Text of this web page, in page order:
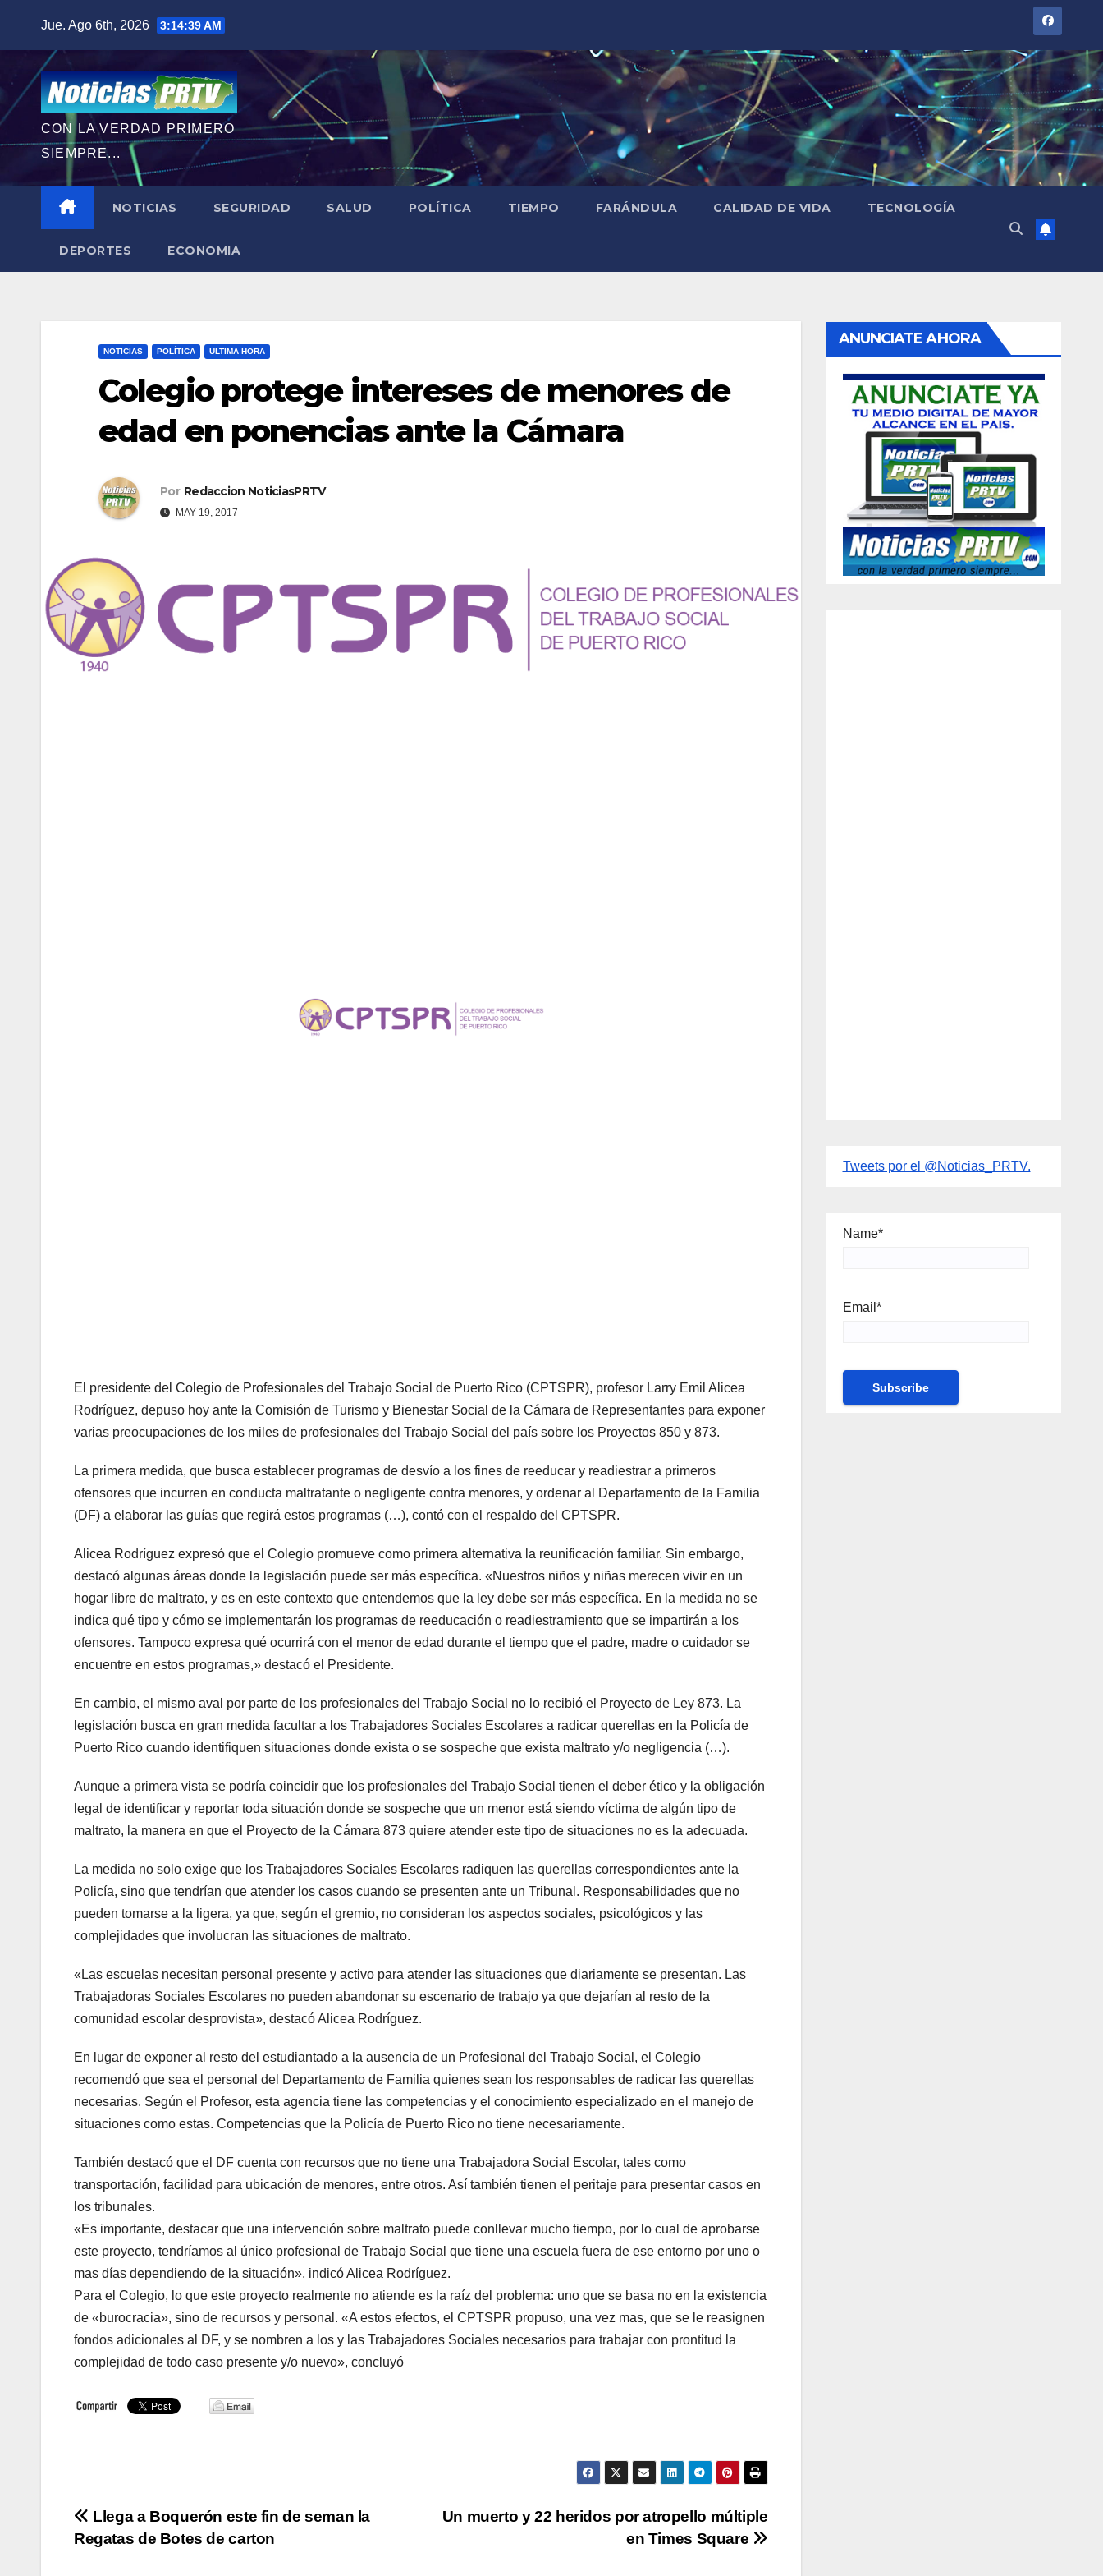
contenido
Jue. Ago 6th, 2026 3:14:40 AM
CON LA VERDAD PRIMERO
SIEMPRE...
NOTICIAS SEGURIDAD SALUD POLÍTICA TIEMPO FARÁNDULA CALIDAD DE VIDA TECNOLOGÍA
DEPORTES ECONOMIA
NOTICIAS POLÍTICA ULTIMA HORA
Colegio protege intereses de menores de
edad en ponencias ante la Cámara
Por Redaccion NoticiasPRTV
MAY 19, 2017
El presidente del Colegio de Profesionales del Trabajo Social de Puerto Rico (CPTSPR), profesor Larry Emil Alicea
Rodríguez, depuso hoy ante la Comisión de Turismo y Bienestar Social de la Cámara de Representantes para exponer
varias preocupaciones de los miles de profesionales del Trabajo Social del país sobre los Proyectos 850 y 873.
La primera medida, que busca establecer programas de desvío a los fines de reeducar y readiestrar a primeros
ofensores que incurren en conducta maltratante o negligente contra menores, y ordenar al Departamento de la Familia
(DF) a elaborar las guías que regirá estos programas (…), contó con el respaldo del CPTSPR.
Alicea Rodríguez expresó que el Colegio promueve como primera alternativa la reunificación familiar. Sin embargo,
destacó algunas áreas donde la legislación puede ser más específica. «Nuestros niños y niñas merecen vivir en un
hogar libre de maltrato, y es en este contexto que entendemos que la ley debe ser más específica. En la medida no se
indica qué tipo y cómo se implementarán los programas de reeducación o readiestramiento que se impartirán a los
ofensores. Tampoco expresa qué ocurrirá con el menor de edad durante el tiempo que el padre, madre o cuidador se
encuentre en estos programas,» destacó el Presidente.
En cambio, el mismo aval por parte de los profesionales del Trabajo Social no lo recibió el Proyecto de Ley 873. La
legislación busca en gran medida facultar a los Trabajadores Sociales Escolares a radicar querellas en la Policía de
Puerto Rico cuando identifiquen situaciones donde exista o se sospeche que exista maltrato y/o negligencia (…).
Aunque a primera vista se podría coincidir que los profesionales del Trabajo Social tienen el deber ético y la obligación
legal de identificar y reportar toda situación donde se sospeche que un menor está siendo víctima de algún tipo de
maltrato, la manera en que el Proyecto de la Cámara 873 quiere atender este tipo de situaciones no es la adecuada.
La medida no solo exige que los Trabajadores Sociales Escolares radiquen las querellas correspondientes ante la
Policía, sino que tendrían que atender los casos cuando se presenten ante un Tribunal. Responsabilidades que no
pueden tomarse a la ligera, ya que, según el gremio, no consideran los aspectos sociales, psicológicos y las
complejidades que involucran las situaciones de maltrato.
«Las escuelas necesitan personal presente y activo para atender las situaciones que diariamente se presentan. Las
Trabajadoras Sociales Escolares no pueden abandonar su escenario de trabajo ya que dejarían al resto de la
comunidad escolar desprovista», destacó Alicea Rodríguez.
En lugar de exponer al resto del estudiantado a la ausencia de un Profesional del Trabajo Social, el Colegio
recomendó que sea el personal del Departamento de Familia quienes sean los responsables de radicar las querellas
necesarias. Según el Profesor, esta agencia tiene las competencias y el conocimiento especializado en el manejo de
situaciones como estas. Competencias que la Policía de Puerto Rico no tiene necesariamente.
También destacó que el DF cuenta con recursos que no tiene una Trabajadora Social Escolar, tales como
transportación, facilidad para ubicación de menores, entre otros. Así también tienen el peritaje para presentar casos en
los tribunales.
«Es importante, destacar que una intervención sobre maltrato puede conllevar mucho tiempo, por lo cual de aprobarse
este proyecto, tendríamos al único profesional de Trabajo Social que tiene una escuela fuera de ese entorno por uno o
mas días dependiendo de la situación», indicó Alicea Rodríguez.
Para el Colegio, lo que este proyecto realmente no atiende es la raíz del problema: uno que se basa no en la existencia
de «burocracia», sino de recursos y personal. «A estos efectos, el CPTSPR propuso, una vez mas, que se le reasignen
fondos adicionales al DF, y se nombren a los y las Trabajadores Sociales necesarios para trabajar con prontitud la
complejidad de todo caso presente y/o nuevo», concluyó
Navegación
de
Un muerto y 22 heridos por atropello múltiple
en Times Square
Llega a Boquerón este fin de seman la
Regatas de Botes de carton
ANUNCIATE AHORA
Tweets por el @Noticias_PRTV.
Name*
Email*